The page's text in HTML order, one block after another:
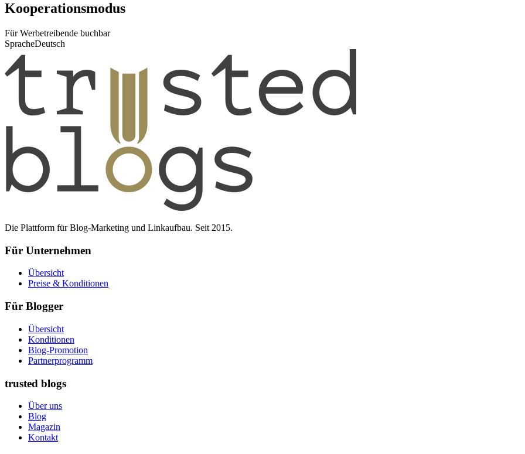
Kooperationsmodus
Für Werbetreibende buchbar
SpracheDeutsch
Die Plattform für Blog-Marketing und Linkaufbau. Seit 2015.
Für Unternehmen
Übersicht
Preise & Konditionen
Für Blogger
Übersicht
Konditionen
Blog-Promotion
Partnerprogramm
trusted blogs
Über uns
Blog
Magazin
Kontakt